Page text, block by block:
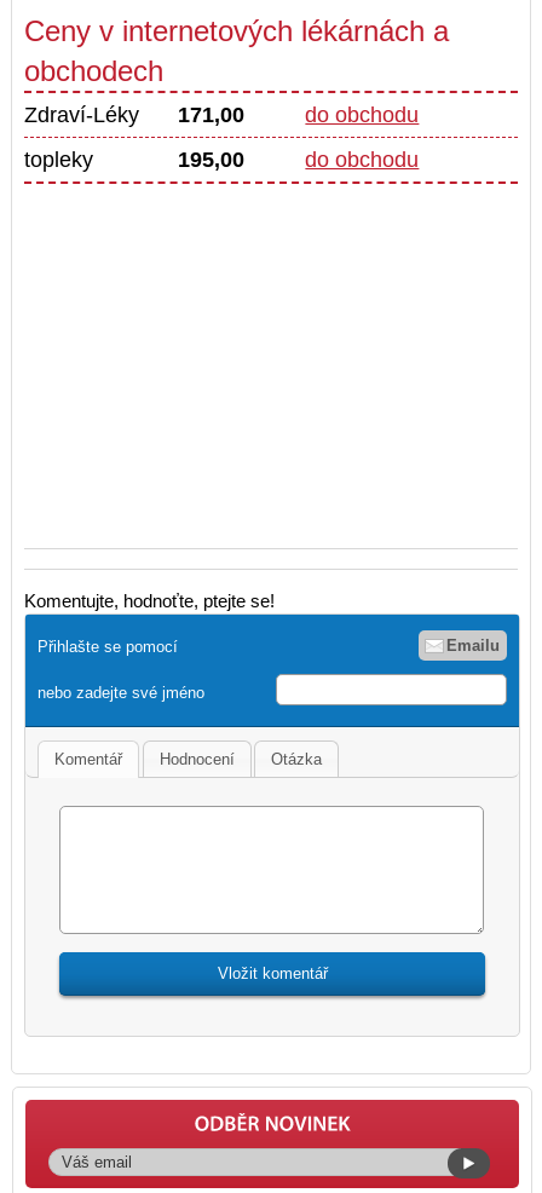
Ceny v internetových lékárnách a
obchodech
Zdraví-Léky 171,00
do obchodu
topleky
195,00 do obchodu
Komentujte, hodnoťte, ptejte se!
Přihlašte se pomocí Emailu
nebo zadejte své jméno
Komentář Hodnocení Otázka